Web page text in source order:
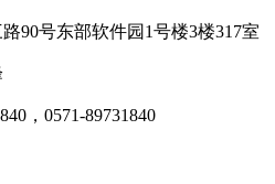
90号东部软件园1号楼3楼317室
，0571-89731840